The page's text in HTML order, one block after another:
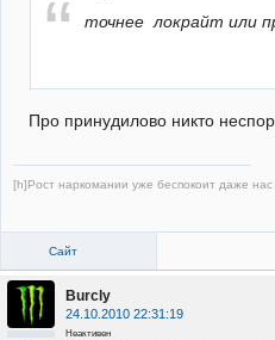
точнее локрайт или
Про принудилово никто
[h]Рост наркомании уже беспокоит даже нас
Сайт
Burcly
24.10.2010 22:31:19
Неактивен